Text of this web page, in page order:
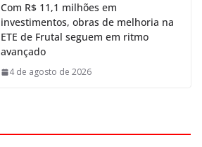
Com R$ 11,1 milhões em
investimentos, obras de melhoria na
ETE de Frutal seguem em ritmo
avançado
4 de agosto de 2026